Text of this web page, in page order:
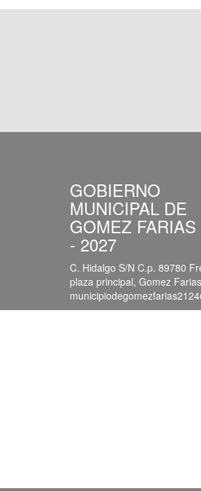
GOBIERNO
MUNICIPAL DE
GOMEZ
- 2027
C. Hidalgo S/N C.p. 89780
plaza principal, Gomez